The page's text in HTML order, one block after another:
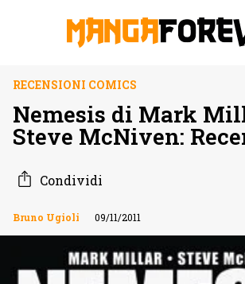
RECENSIONI COMICS
Nemesis di Mark
Steve McNiven:
Condividi
Bruno Ugioli 09/11/2011